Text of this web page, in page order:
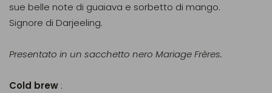
sue belle note di guaiava e sorbetto di mango.
Signore di Darjeeling.
Presentato in un sacchetto nero Mariage Frères.
Cold brew :